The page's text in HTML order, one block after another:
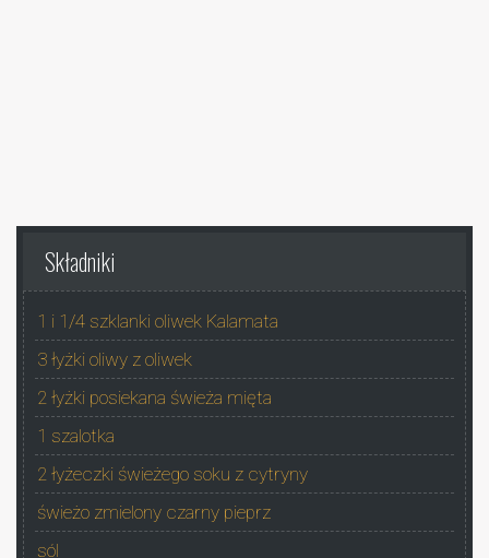
Składniki
1 i 1/4 szklanki oliwek Kalamata
3 łyżki oliwy z oliwek
2 łyżki posiekana świeża mięta
1 szalotka
2 łyżeczki świeżego soku z cytryny
świeżo zmielony czarny pieprz
sól